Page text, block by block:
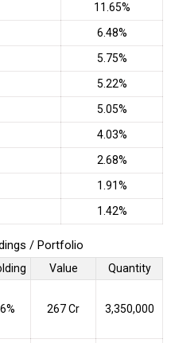
11.65%
6.48%
5.75%
5.22%
5.05%
4.03%
2.68%
1.91%
1.42%
/ Portfolio
Value
Quantity
6% ₹267 Cr 3,350,000